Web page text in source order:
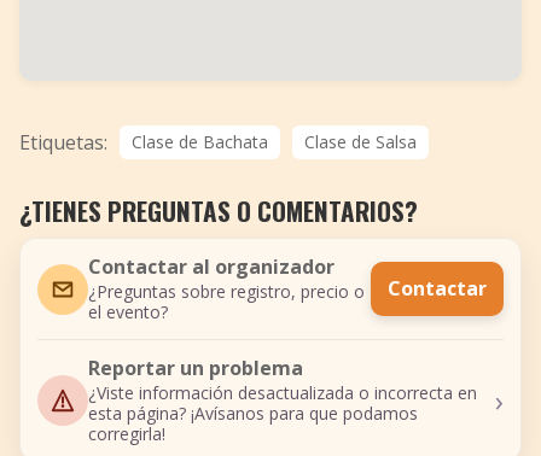
Etiquetas: Clase de Bachata Clase de Salsa
¿TIENES PREGUNTAS O COMENTARIOS?
Contactar al organizador
¿Preguntas sobre registro, precio o
el evento?
Contactar
Reportar un problema
¿Viste información desactualizada o incorrecta en
esta página? ¡Avísanos para que podamos
corregirla!
›